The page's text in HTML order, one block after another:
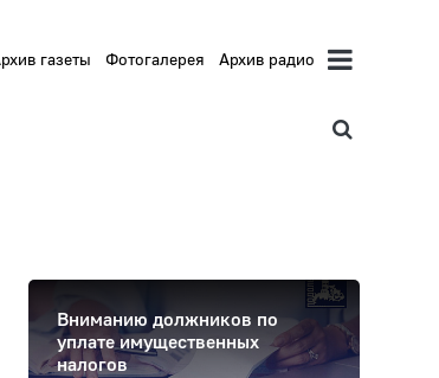
газеты Фотогалерея Архив радио
Вниманию должников по
уплате имущественных
налогов